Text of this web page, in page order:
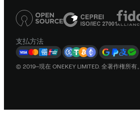
支払方法
© 2019–現在 ONEKEY LIMITED. 全著作権所有。